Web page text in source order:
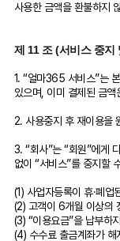
사용한 금액을 환불하지
제 11 조 (서비스 중지
1. “얼마365 서비스”는
있으며, 이미 결제된 금액
2. 사용중지 후 재이용을
3. “회사”는 “회원”에게
없이 “서비스”를 중지할
(1) 사업자등록이 휴·폐업
(2) 고객이 6개월 이상의
(3) “이용요금”을 납부하
(4) 수수료 출금계좌가